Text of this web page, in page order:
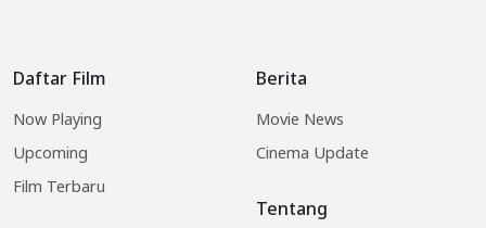
Daftar Film
Now Playing
Upcoming
Film Terbaru
Berita
Movie News
Cinema Update
Tentang